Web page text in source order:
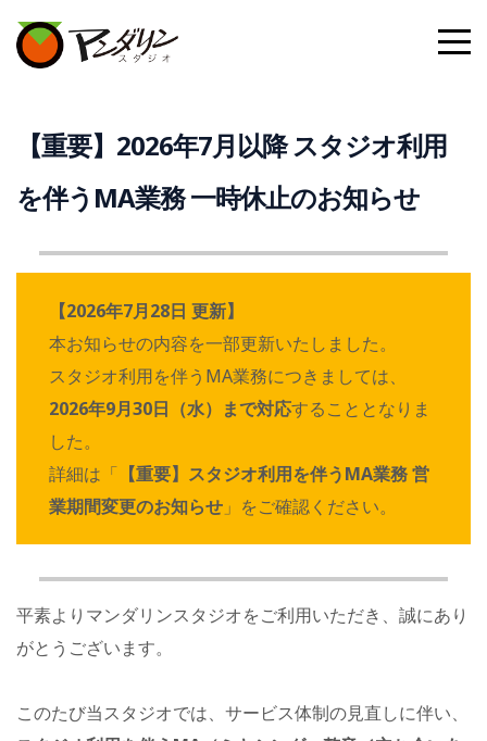
【重要】2026年7月以降 スタジオ利用
を伴うMA業務 一時休止のお知らせ
【2026年7月28日 更新】
本お知らせの内容を一部更新いたしました。
スタジオ利用を伴うMA業務につきましては、
2026年9月30日（水）まで対応することとなりま
した。
詳細は「 【重要】スタジオ利用を伴うMA業務 営
業期間変更のお知らせ 」をご確認ください。
平素よりマンダリンスタジオをご利用いただき、誠にあり
がとうございます。
このたび当スタジオでは、サービス体制の見直しに伴い、